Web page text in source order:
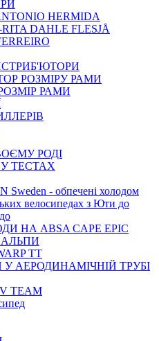
HERMIDA
DAHLE FLESJÅ
РОЗМIРУ РАМИ
РАМИ
РОДI
ТЕСТАХ
Sweden - обпечені холодом
велосипедах з Юти до
НА ABSA CAPE EPIC
АЛЬПИ
TT
У АЕРОДИНАМІЧНІЙ ТРУБІ
TEAM